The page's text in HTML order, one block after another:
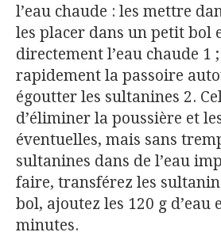
l’eau chaude : les mettre
les placer dans un petit bol
directement l’eau chaude 1
rapidement la passoire
égoutter les sultanines 2.
d’éliminer la poussière et
éventuelles, mais sans
sultanines dans de l’eau
faire, transférez les
bol, ajoutez les 120 g d’eau
minutes.